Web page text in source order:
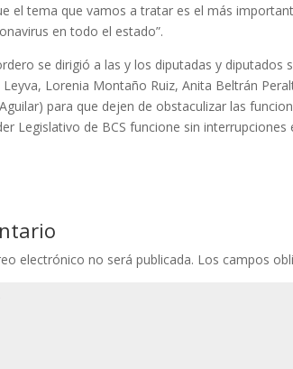
el tema que vamos a tratar es el más
en todo el estado”.
se dirigió a las y los diputadas y diputados
Lorenia Montaño Ruiz, Anita Beltrán
para que dejen de obstaculizar las
Legislativo de BCS funcione sin
electrónico no será publicada. Los campos